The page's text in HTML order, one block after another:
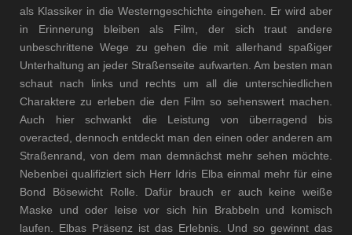
als Klassiker in die Westerngeschichte eingehen. Er wird aber
in Erinnerung bleiben als Film, der sich traut andere
unbeschrittene Wege zu gehen die mit allerhand spaßiger
Unterhaltung an jeder Straßenseite aufwarten. Am besten man
schaut nach links und rechts um all die unterschiedlichen
Charaktere zu erleben die den Film so sehenswert machen.
Auch hier schwankt die Leistung von überragend bis
overacted, dennoch entdeckt man den einen oder anderen am
Straßenrand, von dem man demnächst mehr sehen möchte.
Nebenbei qualifiziert sich Herr Idris Elba einmal mehr für eine
Bond Bösewicht Rolle. Dafür brauch er auch keine weiße
Maske und oder leise vor sich hin Brabbeln und komisch
laufen. Elbas Präsenz ist das Erlebnis. Und so gewinnt das